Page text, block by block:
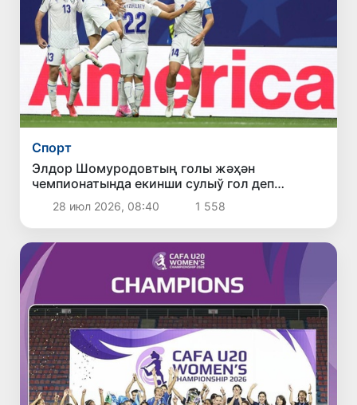
Спорт
Элдор Шомуродовтың голы жәҳән
чемпионатында екинши сулыў гол деп
табылды
28 июл 2026, 08:40 1 558